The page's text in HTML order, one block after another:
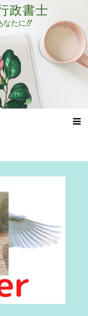
政書士
なたに!!